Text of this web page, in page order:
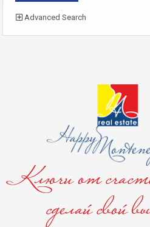
Advanced Search